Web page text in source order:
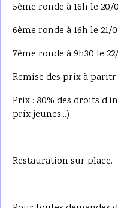
5ème ronde à 16h le 20/
6ème ronde à 16h le 21/
7ème ronde à 9h30 le
Remise des prix à paritr
Prix : 80% des droits
prix jeunes...)
Restauration sur place.